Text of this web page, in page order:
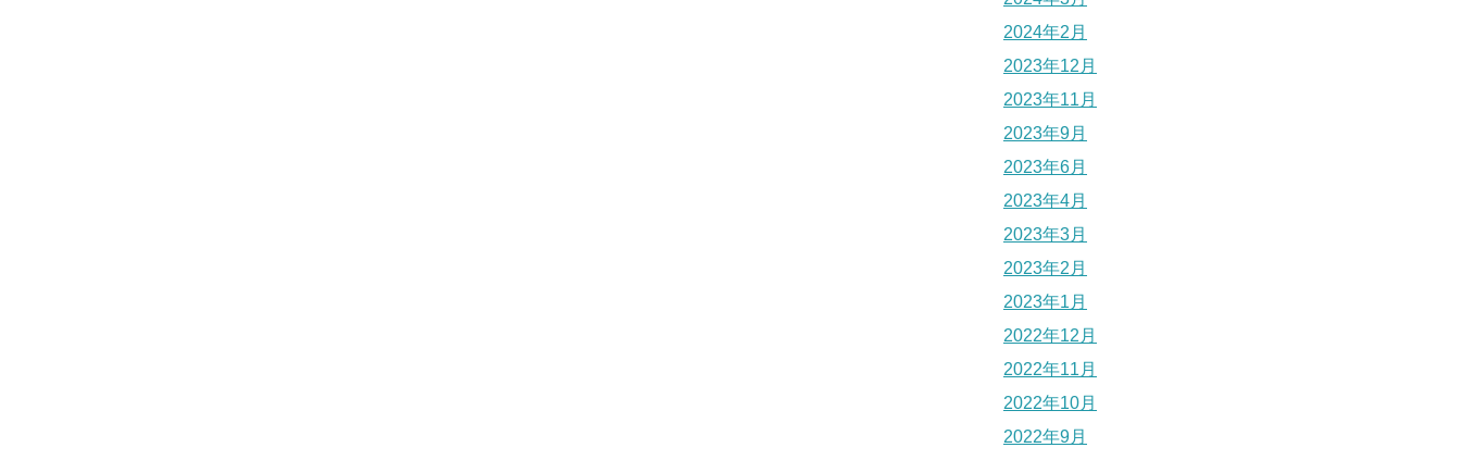
2024年2月
2023年12月
2023年11月
2023年9月
2023年6月
2023年4月
2023年3月
2023年2月
2023年1月
2022年12月
2022年11月
2022年10月
2022年9月